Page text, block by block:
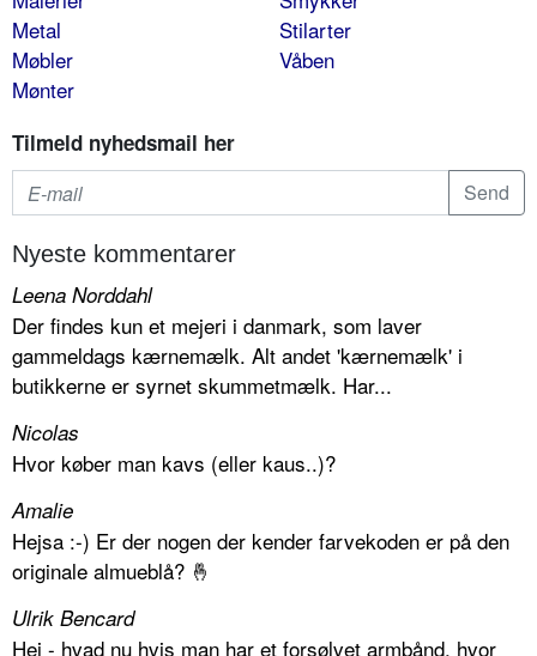
Metal
Møbler
Mønter
Stilarter
Våben
Tilmeld nyhedsmail her
Nyeste kommentarer
Leena Norddahl
Der findes kun et mejeri i danmark, som laver
gammeldags kærnemælk. Alt andet 'kærnemælk' i
butikkerne er syrnet skummetmælk. Har...
Nicolas
Hvor køber man kavs (eller kaus..)?
Amalie
Hejsa :-) Er der nogen der kender farvekoden er på den
originale almueblå? 🤞
Ulrik Bencard
Hej - hvad nu hvis man har et forsølvet armbånd, hvor